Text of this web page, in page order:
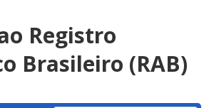
Registro
Brasileiro (RAB)